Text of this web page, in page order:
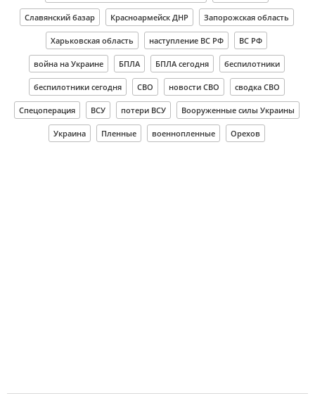
Славянский базар Красноармейск ДНР Запорожская область
Харьковская область наступление ВС РФ ВС РФ
война на Украине БПЛА БПЛА сегодня беспилотники
беспилотники сегодня СВО новости СВО сводка СВО
Спецоперация ВСУ потери ВСУ Вооруженные силы Украины
Украина Пленные военнопленные Орехов